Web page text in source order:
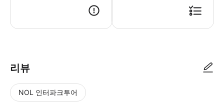
리뷰
NOL 인터파크투어